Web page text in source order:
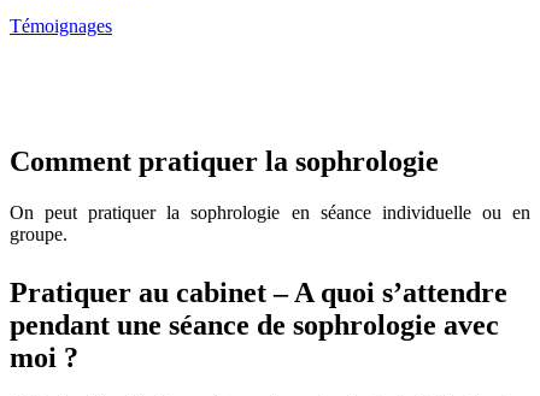
Témoignages
Comment pratiquer la sophrologie
On peut pratiquer la sophrologie en séance individuelle ou en
groupe.
Pratiquer au cabinet – A quoi s’attendre
pendant une séance de sophrologie avec
moi ?